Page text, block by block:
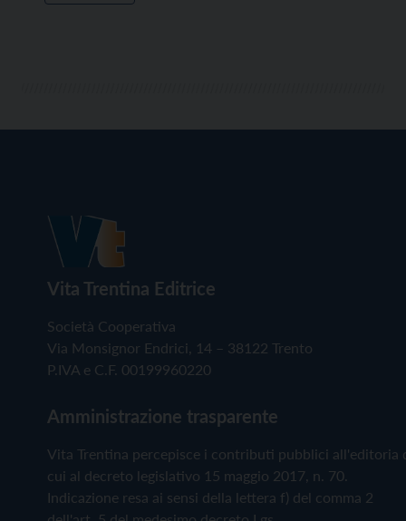
Vita Trentina Editrice
Società Cooperativa
Via Monsignor Endrici, 14 – 38122 Trento
P.IVA e C.F. 00199960220
Amministrazione trasparente
Vita Trentina percepisce i contributi pubblici all'editoria
cui al decreto legislativo 15 maggio 2017, n. 70.
Indicazione resa ai sensi della lettera f) del comma 2